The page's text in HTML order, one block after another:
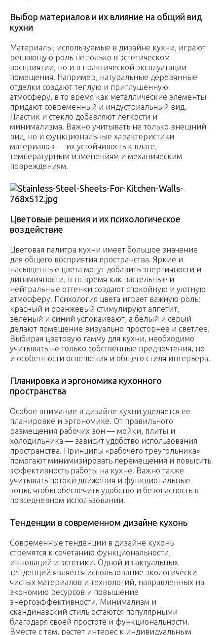
Выбор материалов и их влияние на общий вид
кухни
Материалы, используемые в дизайне кухни, играют
решающую роль не только в эстетическом
восприятии, но и в практической эксплуатации
помещения. Например, натуральные деревянные
отделки создают теплую и приглушенную
атмосферу, в то время как металлические элементы
придают современный и индустриальный вид.
Пластик и стекло добавляют легкости и
минимализма. Важно учитывать не только внешний
вид, но и функциональные характеристики
материалов — их устойчивость к влаге,
температурным изменениям и механическим
повреждениям.
Цветовые решения и их психологическое
воздействие
Цветовая палитра кухни имеет большое значение
для общего восприятия пространства. Яркие и
насыщенные цвета могут добавить энергичности и
динамичности, в то время как пастельные и
нейтральные оттенки создают спокойную и уютную
атмосферу. Психология цвета играет важную роль:
красный и оранжевый стимулируют аппетит,
зеленый и синий успокаивают, а белый и серый
делают помещение визуально просторнее и светлее.
Выбирая цветовую гамму для кухни, необходимо
учитывать не только собственные предпочтения, но
и особенности освещения и общего стиля интерьера.
Планировка и эргономика кухонного
пространства
Особое внимание в дизайне кухни уделяется ее
планировке и эргономике. От правильного
размещения рабочих зон — мойки, плиты и
холодильника — зависит удобство использования
пространства. Принципы «рабочего треугольника»
помогают минимизировать перемещения и повысить
эффективность работы на кухне. Важно также
учитывать потоки движения и функциональные
зоны, чтобы обеспечить удобство и безопасность в
повседневном использовании.
Тенденции в современном дизайне кухонь
Современные тенденции в дизайне кухонь
стремятся к сочетанию функциональности,
инноваций и эстетики. Одной из актуальных
тенденций является использование экологически
чистых материалов и технологий, направленных на
экономию ресурсов и повышение
энергоэффективности. Минимализм и
скандинавский стиль остаются популярными
благодаря своей простоте и функциональности.
Вместе с тем, растет интерес к индивидуальным